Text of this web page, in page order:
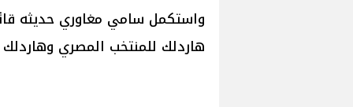
واستكمل سامي مغاوري حديثه
هاردلك للمنتخب المصري